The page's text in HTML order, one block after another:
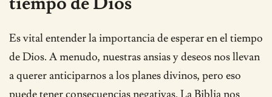
Es vital entender la importancia de esperar en el tiempo
de Dios. A menudo, nuestras ansias y deseos nos llevan
a querer anticiparnos a los planes divinos, pero eso